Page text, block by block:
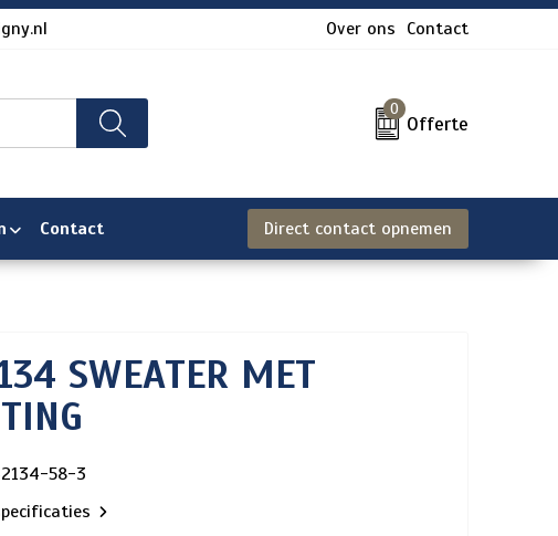
Over ons Contact
0
Offerte
Contact Direct contact opnemen
SWEATER MET
58-3